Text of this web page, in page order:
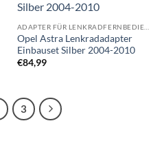
Opel Astra Lenkradadapter
Einbauset Silber 2004-2010
€84,99
3